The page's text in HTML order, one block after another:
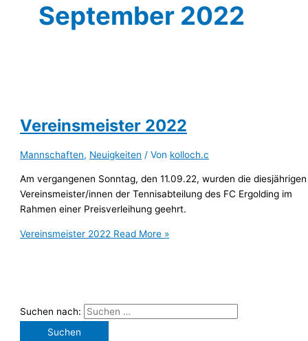
September 2022
Vereinsmeister 2022
Mannschaften, Neuigkeiten / Von kolloch.c
Am vergangenen Sonntag, den 11.09.22, wurden die diesjährigen
Vereinsmeister/innen der Tennisabteilung des FC Ergolding im
Rahmen einer Preisverleihung geehrt.
Vereinsmeister 2022 Read More »
Suchen nach: